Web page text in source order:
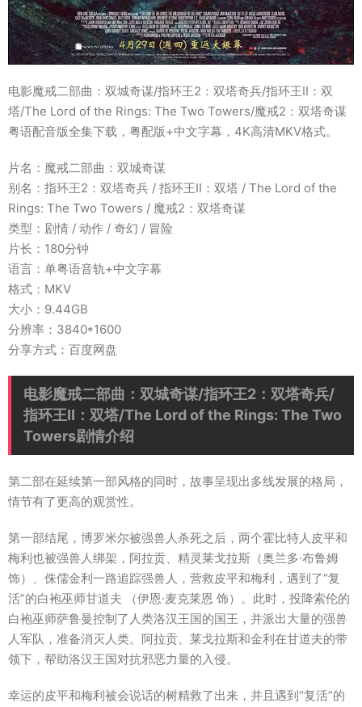
电影魔戒二部曲：双城奇谋/指环王2：双塔奇兵/指环王II：双
塔/The Lord of the Rings: The Two Towers/魔戒2：双塔奇谋
粤语配音版全集下载，粤配版+中文字幕，4K高清MKV格式。
片名：魔戒二部曲：双城奇谋
别名：指环王2：双塔奇兵 / 指环王II：双塔 / The Lord of the
Rings: The Two Towers / 魔戒2：双塔奇谋
类型：剧情 / 动作 / 奇幻 / 冒险
片长：180分钟
语言：单粤语音轨+中文字幕
格式：MKV
大小：9.44GB
分辨率：3840*1600
分享方式：百度网盘
电影魔戒二部曲：双城奇谋/指环王2：双塔奇兵/
指环王II：双塔/The Lord of the Rings: The Two
Towers剧情介绍
第二部在延续第一部风格的同时，故事呈现出多线发展的格局，
情节有了更高的观赏性。
第一部结尾，博罗米尔被强兽人杀死之后，两个霍比特人皮平和
梅利也被强兽人绑架，阿拉贡、精灵莱戈拉斯（奥兰多·布鲁姆
饰）、侏儒金利一路追踪强兽人，营救皮平和梅利，遇到了“复
活”的白袍巫师甘道夫 （伊恩·麦克莱恩 饰）。此时，投降索伦的
白袍巫师萨鲁曼控制了人类洛汉王国的国王，并派出大量的强兽
人军队，准备消灭人类。阿拉贡、莱戈拉斯和金利在甘道夫的带
领下，帮助洛汉王国对抗邪恶力量的入侵。
幸运的皮平和梅利被会说话的树精救了出来，并且遇到“复活”的